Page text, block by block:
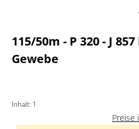
115/50m - P 320 - J
Gewebe
Inhalt: 1
Preise